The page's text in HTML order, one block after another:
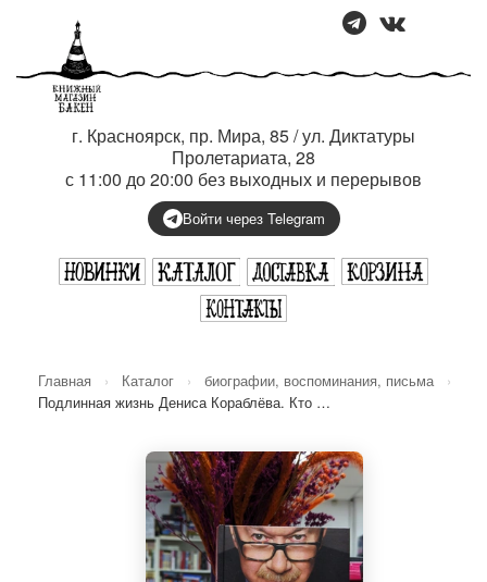
г. Красноярск, пр. Мира, 85 / ул. Диктатуры
Пролетариата, 28
с 11:00 до 20:00 без выходных и перерывов
Войти через Telegram
Главная › Каталог › биографии, воспоминания, письма
›
Подлинная жизнь Дениса Кораблёва. Кто …